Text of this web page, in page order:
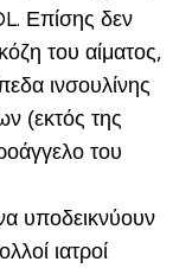
Επίσης δεν
του αίματος,
ινσουλίνης
(εκτός της
του
υποδεικνύουν
ιατροί